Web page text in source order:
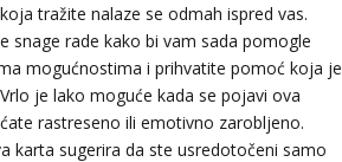
tražite nalaze se odmah ispred vas.
snage rade kako bi vam sada pomogle
mogućnostima i prihvatite pomoć koja je
je lako moguće kada se pojavi ova
rastreseno ili emotivno zarobljeno.
karta sugerira da ste usredotočeni samo